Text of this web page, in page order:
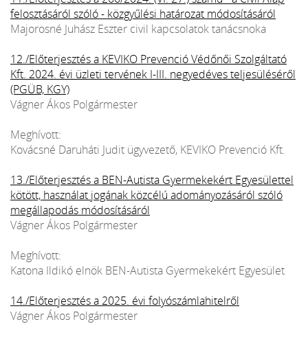
felosztásáról szóló - közgyűlési határozat módosításáról
Majorosné Juhász Eszter civil kapcsolatok tanácsnoka
12./Előterjesztés a KEVIKO Prevenció Védőnői Szolgáltató
Kft. 2024. évi üzleti tervének I-III. negyedéves teljesüléséről
(PGÜB, KGY)
Vágner Ákos Polgármester
Meghívott:
Kovácsné Daruháti Judit ügyvezető, KEVIKO Prevenció Kft.
13./Előterjesztés a BEN-Autista Gyermekekért Egyesülettel
kötött, használat jogának közcélú adományozásáról szóló
megállapodás módosításáról
Vágner Ákos Polgármester
Meghívott:
Katona Ildikó elnök BEN-Autista Gyermekekért Egyesület
14./Előterjesztés a 2025. évi folyószámlahitelről
Vágner Ákos Polgármester